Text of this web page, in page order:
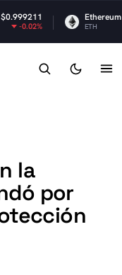
Ethereum
ETH
la
por